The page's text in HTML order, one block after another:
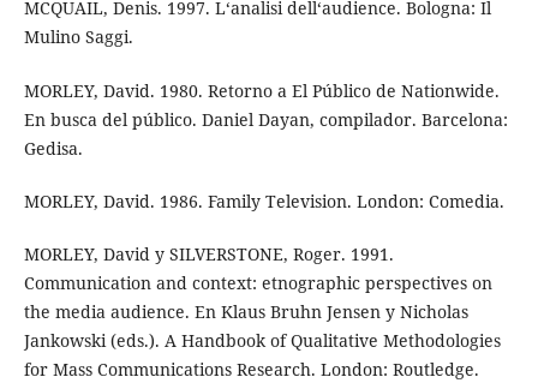
MCQUAIL, Denis. 1997. L‘analisi dell‘audience. Bologna: Il
Mulino Saggi.
MORLEY, David. 1980. Retorno a El Público de Nationwide.
En busca del público. Daniel Dayan, compilador. Barcelona:
Gedisa.
MORLEY, David. 1986. Family Television. London: Comedia.
MORLEY, David y SILVERSTONE, Roger. 1991.
Communication and context: etnographic perspectives on
the media audience. En Klaus Bruhn Jensen y Nicholas
Jankowski (eds.). A Handbook of Qualitative Methodologies
for Mass Communications Research. London: Routledge.